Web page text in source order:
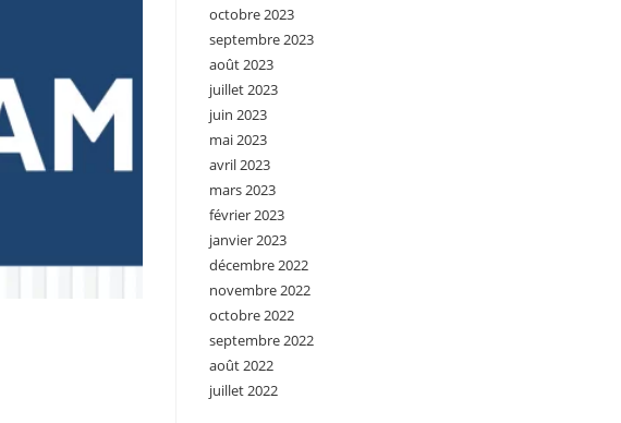
octobre 2023
septembre 2023
août 2023
juillet 2023
juin 2023
mai 2023
avril 2023
mars 2023
février 2023
janvier 2023
décembre 2022
novembre 2022
octobre 2022
septembre 2022
août 2022
juillet 2022